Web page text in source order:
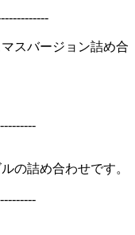
スバージョン詰め合
の詰め合わせです。